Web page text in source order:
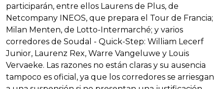
participarán, entre ellos Laurens de Plus, de
Netcompany INEOS, que prepara el Tour de Francia;
Milan Menten, de Lotto-Intermarché; y varios
corredores de Soudal - Quick-Step: William Lecerf
Junior, Laurenz Rex, Warre Vangeluwe y Louis
Vervaeke. Las razones no están claras y su ausencia
tampoco es oficial, ya que los corredores se arriesgan